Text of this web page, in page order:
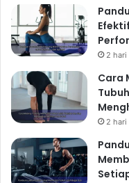
meningkatkan detak
kardiovaskular.
Olahraga kekuatan:
sit-up, atau yoga.
otot dan
Olahraga
Olahraga ini
mencegah cedera.
Tips
Mulailah secara
2 hari
Cara
2 hari